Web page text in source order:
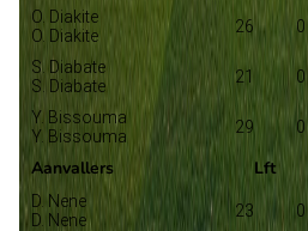
O. Diakite
O. Diakite
26 0
S. Diabate
S. Diabate
21 0
Y. Bissouma
Y. Bissouma
29 0
Aanvallers Lft
D. Nene
D. Nene
23 0